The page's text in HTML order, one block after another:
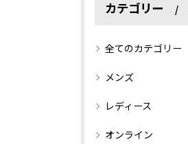
カテゴリー
全てのカテゴリー
メンズ
レディース
オンライン